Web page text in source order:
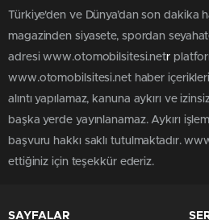
Türkiye'den ve Dünya’dan son dakika
magazinden siyasete, spordan
adresi www.otomobilsitesi.netr
www.otomobilsitesi.net haber
alıntı yapılamaz, kanuna aykırı ve
başka yerde yayınlanamaz. Aykırı
başvuru hakkı saklı tutulmaktadır.
ettiğiniz için teşekkür ederiz.
SAYFALAR